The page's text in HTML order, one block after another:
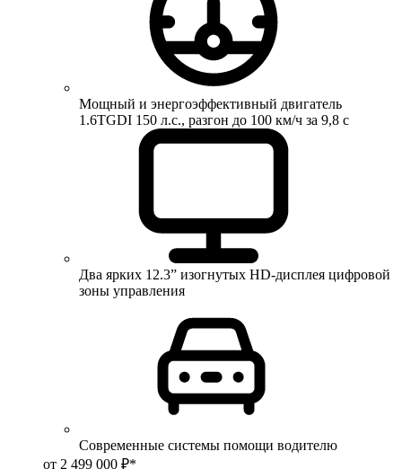
Мощный и энергоэффективный двигатель
1.6TGDI 150 л.с., разгон до 100 км/ч за 9,8 с
Два ярких 12.3” изогнутых HD-дисплея цифровой
зоны управления
Современные системы помощи водителю
от 2 499 000 ₽*